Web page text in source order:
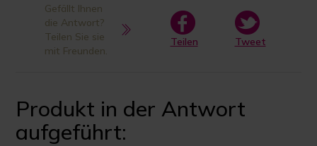
Gefällt Ihnen
die Antwort?
Teilen Sie sie
mit Freunden.
Teilen Tweet
Produkt in der Antwort
aufgeführt: